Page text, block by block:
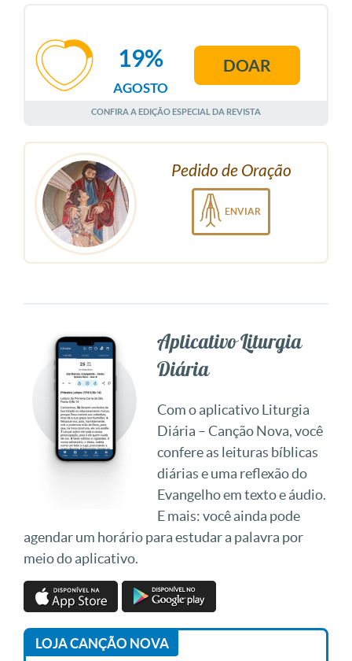
AGOSTO
19% DOAR
CONFIRA A EDIÇÃO ESPECIAL DA REVISTA
Pedido de Oração
ENVIAR
Aplicativo Liturgia
Diária
Com o aplicativo Liturgia
Diária – Canção Nova, você
confere as leituras bíblicas
diárias e uma reflexão do
Evangelho em texto e áudio.
E mais: você ainda pode
agendar um horário para estudar a palavra por
meio do aplicativo.
LOJA CANÇÃO NOVA